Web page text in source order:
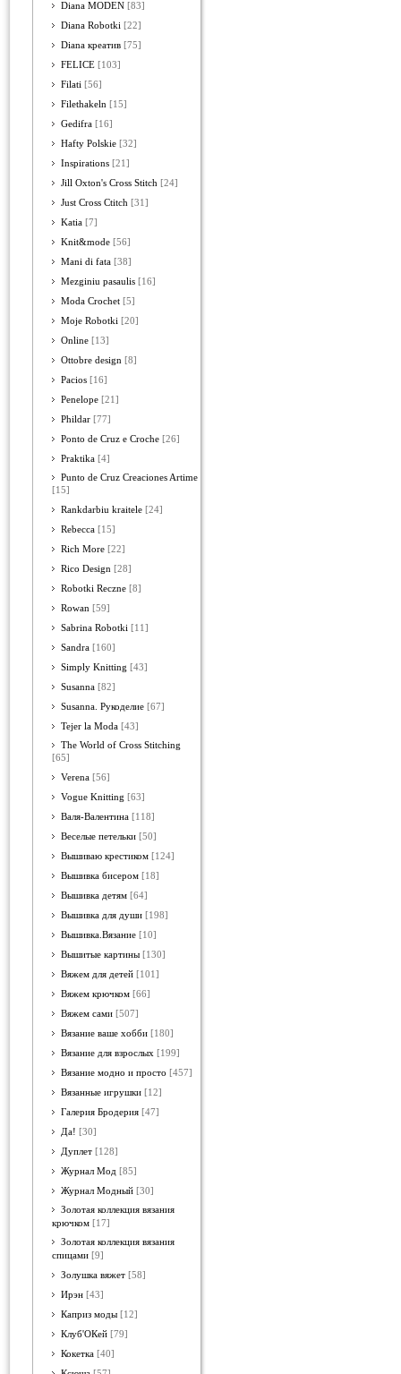
Diana MODEN [83]
Diana Robotki [22]
Diana креатив [75]
FELICE [103]
Filati [56]
Filethakeln [15]
Gedifra [16]
Hafty Polskie [32]
Inspirations [21]
Jill Oxton's Cross Stitch [24]
Just Cross Ctitch [31]
Katia [7]
Knit&mode [56]
Mani di fata [38]
Mezginiu pasaulis [16]
Moda Crochet [5]
Moje Robotki [20]
Online [13]
Ottobre design [8]
Pacios [16]
Penelope [21]
Phildar [77]
Ponto de Cruz e Croche [26]
Praktika [4]
Punto de Cruz Creaciones Artime
[15]
Rankdarbiu kraitele [24]
Rebecca [15]
Rich More [22]
Rico Design [28]
Robotki Reczne [8]
Rowan [59]
Sabrina Robotki [11]
Sandra [160]
Simply Knitting [43]
Susanna [82]
Susanna. Рукоделие [67]
Tejer la Moda [43]
The World of Cross Stitching
[65]
Verena [56]
Vogue Knitting [63]
Валя-Валентина [118]
Веселые петельки [50]
Вышиваю крестиком [124]
Вышивка бисером [18]
Вышивка детям [64]
Вышивка для души [198]
Вышивка.Вязание [10]
Вышитые картины [130]
Вяжем для детей [101]
Вяжем крючком [66]
Вяжем сами [507]
Вязание ваше хобби [180]
Вязание для взрослых [199]
Вязание модно и просто [457]
Вязанные игрушки [12]
Галерия Бродерия [47]
Да! [30]
Дуплет [128]
Журнал Мод [85]
Журнал Модный [30]
Золотая коллекция вязания
крючком [17]
Золотая коллекция вязания
спицами [9]
Золушка вяжет [58]
Ирэн [43]
Каприз моды [12]
Клуб'ОКей [79]
Кокетка [40]